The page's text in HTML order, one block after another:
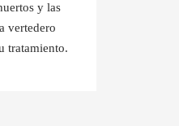
y las
vertedero
tratamiento.